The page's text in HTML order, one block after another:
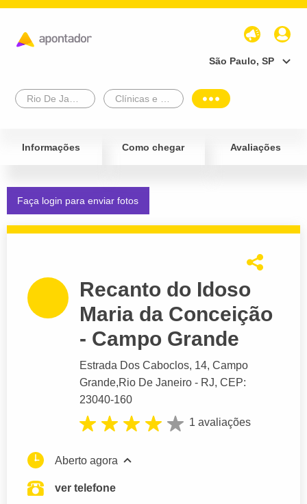
São Paulo, SP
Informações Como chegar Avaliações
Faça login para enviar fotos
Recanto do Idoso
Maria da Conceição
- Campo Grande
Estrada Dos Caboclos, 14, Campo
Grande,Rio De Janeiro - RJ, CEP:
23040-160
1 avaliações
Aberto agora
ver telefone